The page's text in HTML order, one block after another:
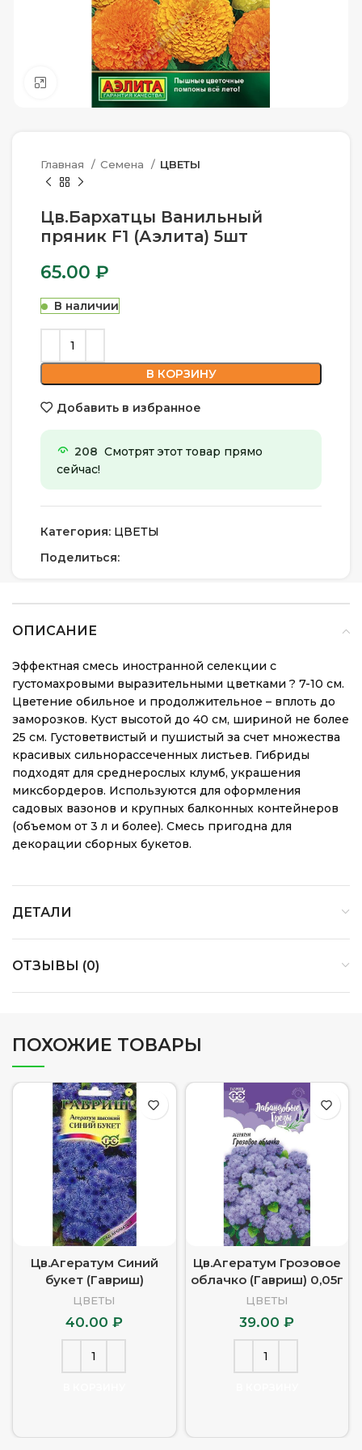
Нажмите, чтобы увеличить
Главная Семена ЦВЕТЫ
Цв.Бархатцы Ванильный
пряник F1 (Аэлита) 5шт
65.00 ₽
В наличии
В КОРЗИНУ
Добавить в избранное
208 Смотрят этот товар прямо
сейчас!
Категория: ЦВЕТЫ
Поделиться:
ОПИСАНИЕ
Эффектная смесь иностранной селекции с
густомахровыми выразительными цветками ? 7-10 см.
Цветение обильное и продолжительное – вплоть до
заморозков. Куст высотой до 40 см, шириной не более
25 см. Густоветвистый и пушистый за счет множества
красивых сильнорассеченных листьев. Гибриды
подходят для среднерослых клумб, украшения
миксбордеров. Используются для оформления
садовых вазонов и крупных балконных контейнеров
(объемом от 3 л и более). Смесь пригодна для
декорации сборных букетов.
ДЕТАЛИ
ОТЗЫВЫ (0)
ПОХОЖИЕ ТОВАРЫ
Цв.Агератум Синий
букет (Гавриш)
ЦВЕТЫ
40.00₽
Цв.Агератум Грозовое
облачко (Гавриш) 0,05г
ЦВЕТЫ
39.00₽